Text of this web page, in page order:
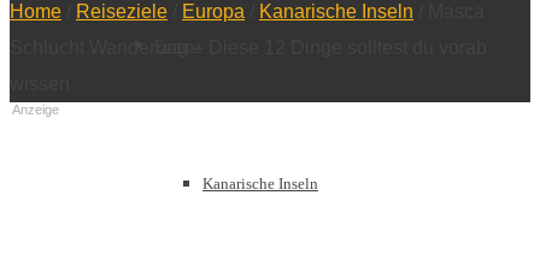
Kanarische Inseln
Home Reiseziele Europa Kanarische Inseln
Anzeige